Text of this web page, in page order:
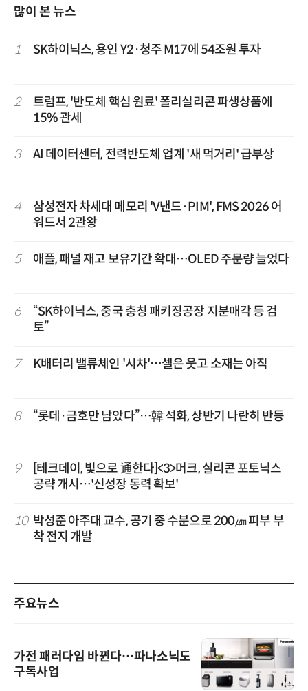
많이 본 뉴스
1 SK하이닉스, 용인 Y2·청주 M17에 54조원 투자
2
트럼프, '반도체 핵심 원료' 폴리실리콘 파생상품에
15% 관세
3 AI 데이터센터, 전력반도체 업계 '새 먹거리' 급부상
4
삼성전자 차세대 메모리 'V낸드·PIM', FMS 2026 어
워드서 2관왕
5 애플, 패널 재고 보유기간 확대…OLED 주문량 늘었다
6
“SK하이닉스, 중국 충칭 패키징공장 지분매각 등 검
토”
7 K배터리 밸류체인 '시차'…셀은 웃고 소재는 아직
8 “롯데·금호만 남았다”…韓 석화, 상반기 나란히 반등
9
[테크데이, 빛으로 通한다]<3>머크, 실리콘 포토닉스
공략 개시…'신성장 동력 확보'
10 박성준 아주대 교수, 공기 중 수분으로 200㎛ 피부 부
착 전지 개발
주요뉴스
가전 패러다임 바뀐다…파나소닉도
구독사업